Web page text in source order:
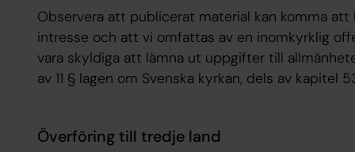
Observera att publicerat material kan komma att
intresse och att vi omfattas av en inomkyrklig
vara skyldiga att lämna ut uppgifter till
av 11 § lagen om Svenska kyrkan, dels av kapitel
Överföring till tredje land